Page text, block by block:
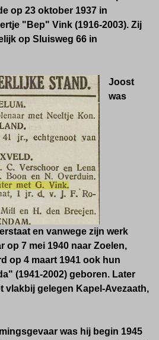
op 23 oktober 1937 in
"Bep" Vink (1916-2003). Zij
op Sluisweg 66 in
Joost
was
en vanwege zijn werk
op 7 mei 1940 naar Zoelen,
op 4 maart 1941 ook hun
(1941-2002) geboren. Later
vlakbij gelegen Kapel-Avezaath,
was hij begin 1945